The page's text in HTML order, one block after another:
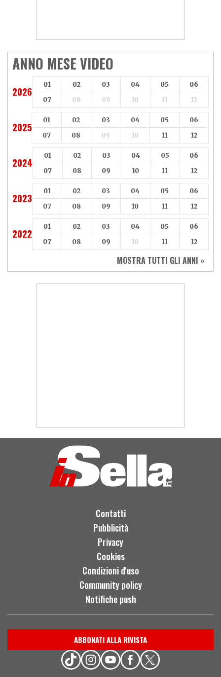
ANNO MESE VIDEO
2026
01 02 03 04 05
06
07
08 09 10 11 12
2025
01 02 03 04 05
06
07
08 09 10 11 12
2024
01 02 03 04 05
06
07
08 09 10 11 12
2023
01 02 03 04 05
06
07
08 09 10 11 12
2022
01 02 03 04 05
06
07
08 09 10 11 12
MOSTRA TUTTI GLI ANNI »
Contatti
Pubblicità
Privacy
Cookies
Condizioni d'uso
Community policy
Notifiche push
ABBONATI ALLA RIVISTA